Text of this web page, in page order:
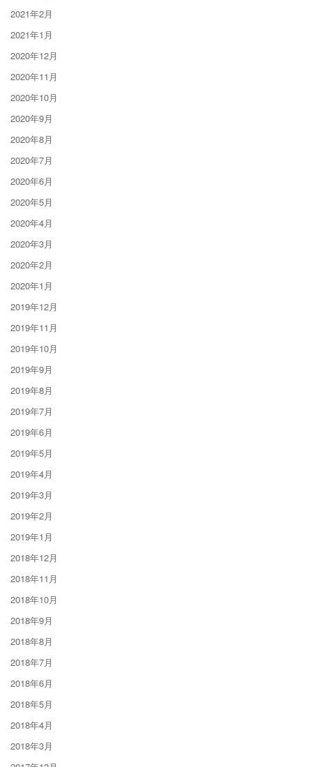
2021年2月
2021年1月
2020年12月
2020年11月
2020年10月
2020年9月
2020年8月
2020年7月
2020年6月
2020年5月
2020年4月
2020年3月
2020年2月
2020年1月
2019年12月
2019年11月
2019年10月
2019年9月
2019年8月
2019年7月
2019年6月
2019年5月
2019年4月
2019年3月
2019年2月
2019年1月
2018年12月
2018年11月
2018年10月
2018年9月
2018年8月
2018年7月
2018年6月
2018年5月
2018年4月
2018年3月